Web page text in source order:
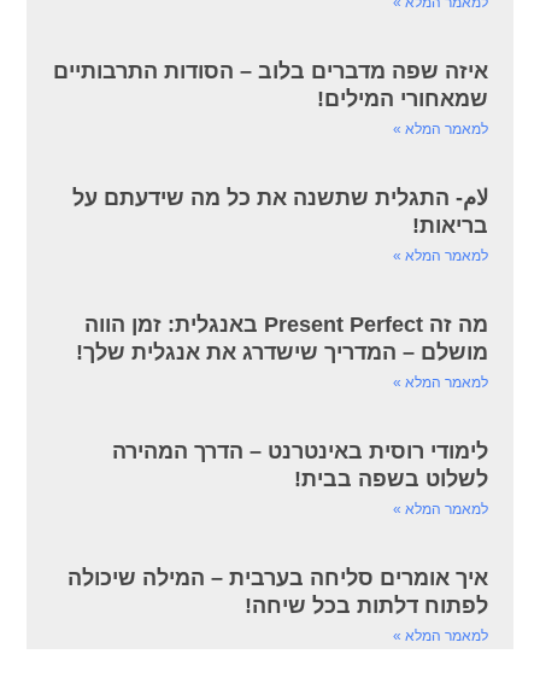
איזה שפה מדברים בלוב – הסודות התרבותיים
שמאחורי המילים!
למאמר המלא »
لام- התגלית שתשנה את כל מה שידעתם על
בריאות!
למאמר המלא »
מה זה Present Perfect באנגלית: זמן הווה
מושלם – המדריך שישדרג את אנגלית שלך!
למאמר המלא »
לימודי רוסית באינטרנט – הדרך המהירה
לשלוט בשפה בבית!
למאמר המלא »
איך אומרים סליחה בערבית – המילה שיכולה
לפתוח דלתות בכל שיחה!
למאמר המלא »